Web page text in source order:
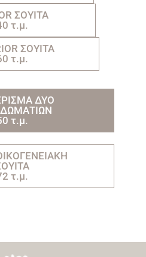
ΣΟΥΙΤΑ
τ.μ.
ΣΟΥΙΤΑ
τ.μ.
ΔΥΟ
τ.μ.
τ.μ.